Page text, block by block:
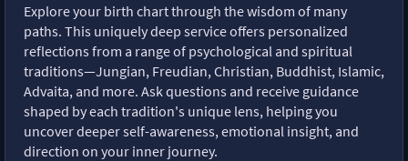
Explore your birth chart through the wisdom of many
paths. This uniquely deep service offers personalized
reflections from a range of psychological and spiritual
traditions—Jungian, Freudian, Christian, Buddhist, Islamic,
Advaita, and more. Ask questions and receive guidance
shaped by each tradition's unique lens, helping you
uncover deeper self-awareness, emotional insight, and
direction on your inner journey.